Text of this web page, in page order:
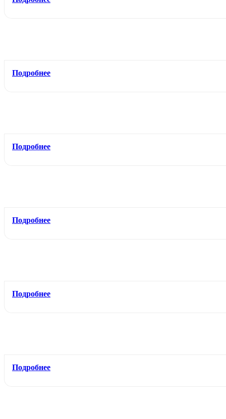
Подробнее
Подробнее
Подробнее
Подробнее
Подробнее